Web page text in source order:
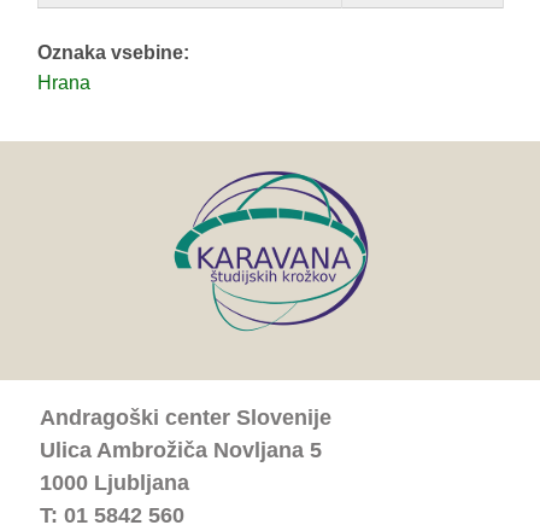
Oznaka vsebine:
Hrana
Andragoški center Slovenije
Ulica Ambrožiča Novljana 5
1000 Ljubljana
T: 01 5842 560